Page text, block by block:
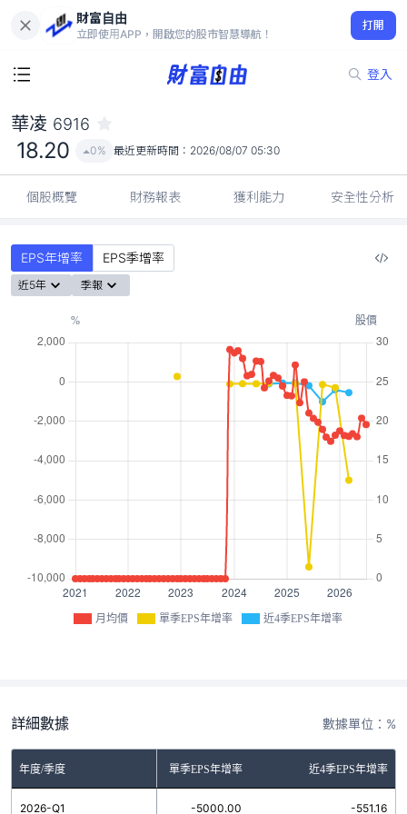
財富自由
立即使用APP，開啟您的股市智慧導航！
打開
登入
18.20
0%
華凌 6916
18.20 0% 最近更新時間： 2026/08/07 05:30
個股概覽 財務報表 獲利能力 安全性分析
EPS年增率 EPS季增率
近5年 季報
月均價 單季EPS年增率 近4季EPS年增率
詳細數據 數據單位：%
年度/季度 單季EPS年增率 近4季EPS年增率
2026-Q1 -5000.00 -551.16